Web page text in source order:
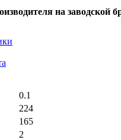
на заводской
0.1
224
165
2